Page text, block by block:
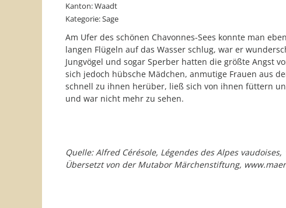
Kanton: Waadt
Kategorie: Sage
Am Ufer des schönen Chavonnes-Sees konnte man
langen Flügeln auf das Wasser schlug, war er
Jungvögel und sogar Sperber hatten die größte Angst
sich jedoch hübsche Mädchen, anmutige Frauen aus
schnell zu ihnen herüber, ließ sich von ihnen füttern
und war nicht mehr zu sehen.
Quelle: Alfred Cérésole, Légendes des Alpes
Übersetzt von der Mutabor Märchenstiftung,